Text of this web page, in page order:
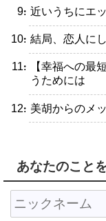
・近いうちにエ
・結局、恋人に
・【幸福への最
うためには
・美胡からのメ
あなたのこと